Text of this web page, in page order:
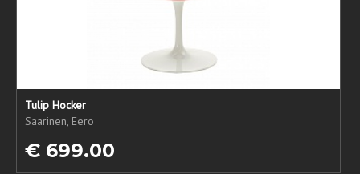
Tulip Hocker
Saarinen, Eero
€ 699.00